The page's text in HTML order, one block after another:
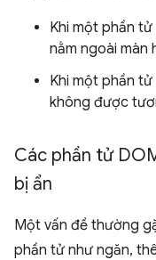
Khi một phần
nằm ngoài màn
Khi một phần
không được
Các phần tử
bị ẩn
Một vấn đề thường
phần tử như ngăn,